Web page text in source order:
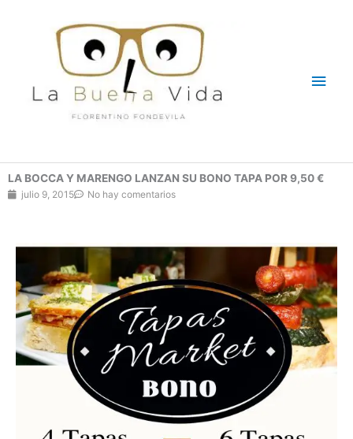
LA BOCCA Y MARENGO LANZAN SU BONO TAPA POR 9,50 €
julio 9, 2015 No hay comentarios